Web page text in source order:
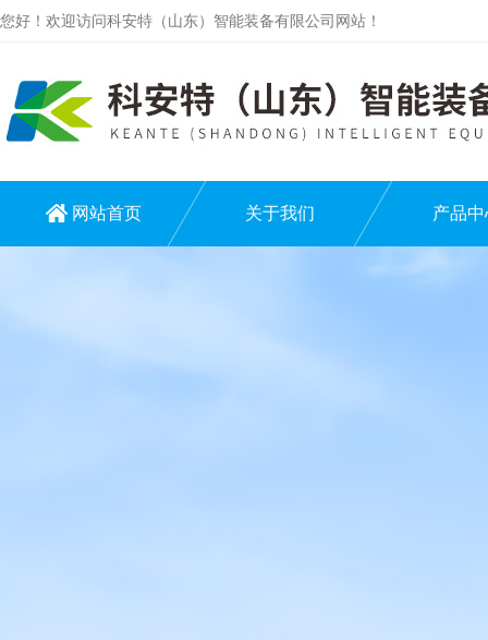
您好！欢迎访问科安特（山东）智能装备有限公司网站！
网站首页 关于我们 产品中